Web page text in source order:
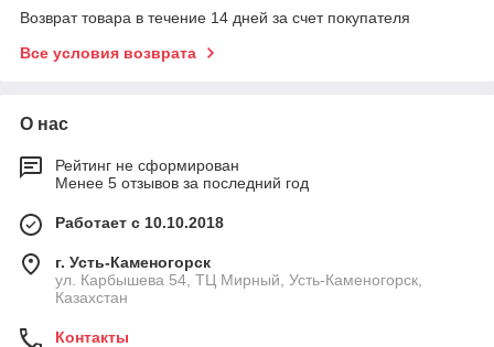
Возврат товара в течение 14 дней за счет покупателя
Все условия возврата
О нас
Рейтинг не сформирован
Менее 5 отзывов за последний год
Работает с 10.10.2018
г. Усть-Каменогорск
ул. Карбышева 54, ТЦ Мирный, Усть-Каменогорск,
Казахстан
Контакты